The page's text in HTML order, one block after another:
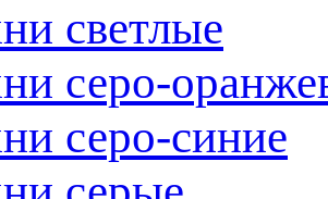
светлые
серо-
серо-синие